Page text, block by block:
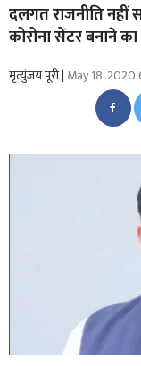
दलगत राजनीति नहीं
कोरोना सेंटर बनाने
मृत्युंजय पूरी | May 18, 2020